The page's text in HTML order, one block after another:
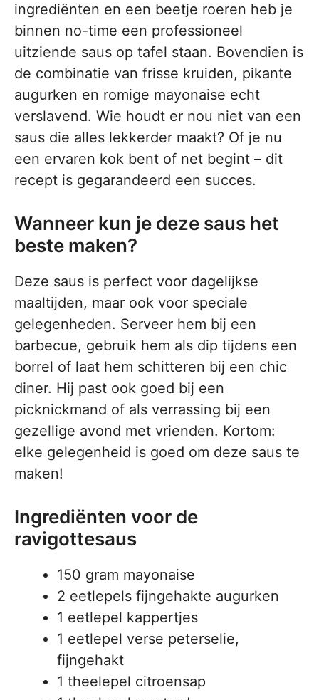
ingrediënten en een beetje roeren heb je
binnen no-time een professioneel
uitziende saus op tafel staan. Bovendien is
de combinatie van frisse kruiden, pikante
augurken en romige mayonaise echt
verslavend. Wie houdt er nou niet van een
saus die alles lekkerder maakt? Of je nu
een ervaren kok bent of net begint – dit
recept is gegarandeerd een succes.
Wanneer kun je deze saus het
beste maken?
Deze saus is perfect voor dagelijkse
maaltijden, maar ook voor speciale
gelegenheden. Serveer hem bij een
barbecue, gebruik hem als dip tijdens een
borrel of laat hem schitteren bij een chic
diner. Hij past ook goed bij een
picknickmand of als verrassing bij een
gezellige avond met vrienden. Kortom:
elke gelegenheid is goed om deze saus te
maken!
Ingrediënten voor de
ravigottesaus
150 gram mayonaise
2 eetlepels fijngehakte augurken
1 eetlepel kappertjes
1 eetlepel verse peterselie,
fijngehakt
1 theelepel citroensap